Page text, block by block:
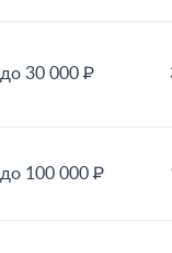
до 30 000 ₽
до 100 000 ₽